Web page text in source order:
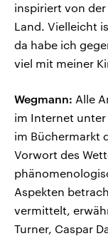
inspiriert von
Land. Vielleicht
da habe ich
viel mit meiner
Wegmann: Alle
im Internet
im Büchermarkt
Vorwort des
Aspekten
vermittelt,
Turner, Caspar